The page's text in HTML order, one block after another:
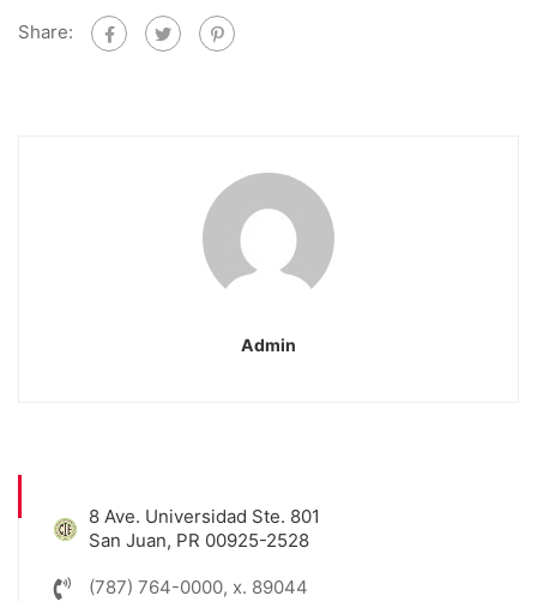
Share:
Admin
8 Ave. Universidad Ste. 801
San Juan, PR 00925-2528
(787) 764-0000, x. 89044